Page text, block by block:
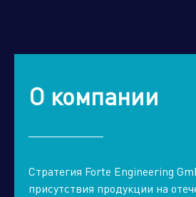
О компании
Стратегия Forte Engineering
присутствия продукции на